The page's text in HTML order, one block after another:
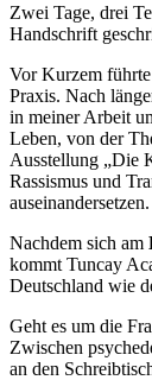
Zwei Tage, drei
Handschrift
Vor Kurzem
Praxis. Nach
in meiner Arbeit
Leben, von der
Ausstellung „Die
Rassismus und
auseinandersetzen.
Nachdem sich am
kommt Tuncay
Deutschland wie
Geht es um die
Zwischen
an den